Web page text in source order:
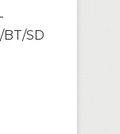
BT/SD